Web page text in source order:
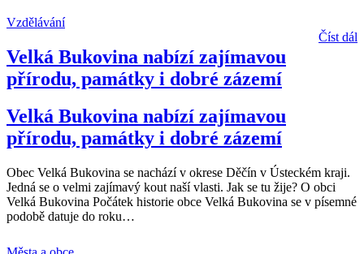
Vzdělávání
Číst dál
Velká Bukovina nabízí zajímavou
přírodu, památky i dobré zázemí
Velká Bukovina nabízí zajímavou
přírodu, památky i dobré zázemí
Obec Velká Bukovina se nachází v okrese Děčín v Ústeckém kraji.
Jedná se o velmi zajímavý kout naší vlasti. Jak se tu žije? O obci
Velká Bukovina Počátek historie obce Velká Bukovina se v písemné
podobě datuje do roku…